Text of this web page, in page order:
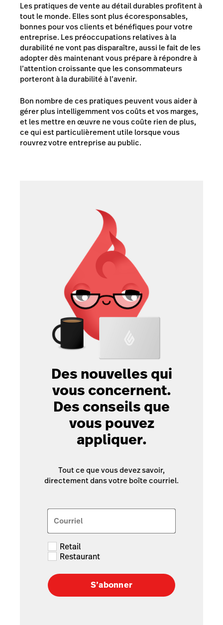
Les pratiques de vente au détail durables profitent à
tout le monde. Elles sont plus écoresponsables,
bonnes pour vos clients et bénéfiques pour votre
entreprise. Les préoccupations relatives à la
durabilité ne vont pas disparaître, aussi le fait de les
adopter dès maintenant vous prépare à répondre à
l’attention croissante que les consommateurs
porteront à la durabilité à l’avenir.
Bon nombre de ces pratiques peuvent vous aider à
gérer plus intelligemment vos coûts et vos marges,
et les mettre en œuvre ne vous coûte rien de plus,
ce qui est particulièrement utile lorsque vous
rouvrez votre entreprise au public.
Des nouvelles qui
vous concernent.
Des conseils que
vous pouvez
appliquer.
Tout ce que vous devez savoir,
directement dans votre boîte courriel.
Courriel
Retail
Restaurant
S’abonner